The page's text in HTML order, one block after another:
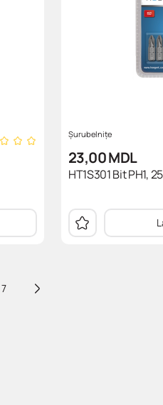
Șurubelnițe
23,00MDL
HT1S301 Bit PH1,
7